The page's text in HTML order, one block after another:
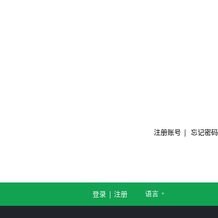
注册账号 | 忘记密码
语言
登录 | 注册